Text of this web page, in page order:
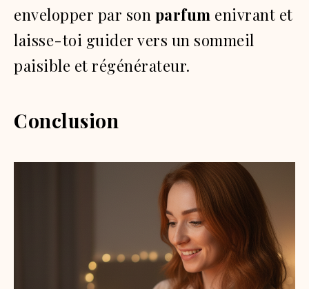
envelopper par son parfum enivrant et
laisse-toi guider vers un sommeil
paisible et régénérateur.
Conclusion